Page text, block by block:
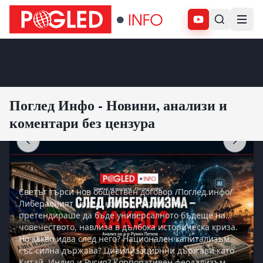
Абонирай се
Поглед Инфо - Новини, анализи и
коментари без цензура
АНАЛИЗИ
След либерализма какво!?
Светът търси нов обществен договор /Поглед.инфо/
Либералният модел, който десетилетия
претендираше да бъде универсалното бъдеще на
човечеството, навлиза в дълбока историческа криза.
Но какво идва след него? Национален капитализъм
със силна държава? Цивилизационни държави като